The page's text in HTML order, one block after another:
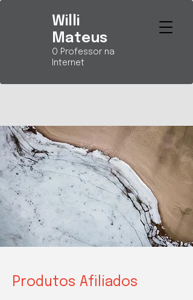
Willi
Mateus
O Professor na
Internet
Produtos Afiliados